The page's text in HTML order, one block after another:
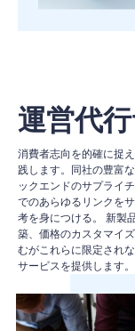
運営代
消費者志向を的確に捉
践します。同社の豊富
ックエンドのサプライ
でのあらゆるリンクを
考を身につける。 新製
築、価格のカスタマイ
むがこれらに限定され
サービスを提供します。